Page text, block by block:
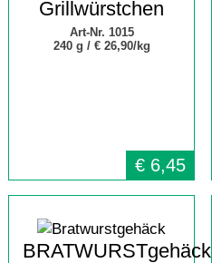
Grillwürstchen
Art-Nr. 1015
240 g / € 26,90/kg
€ 6,45
BRATWURSTgehäck